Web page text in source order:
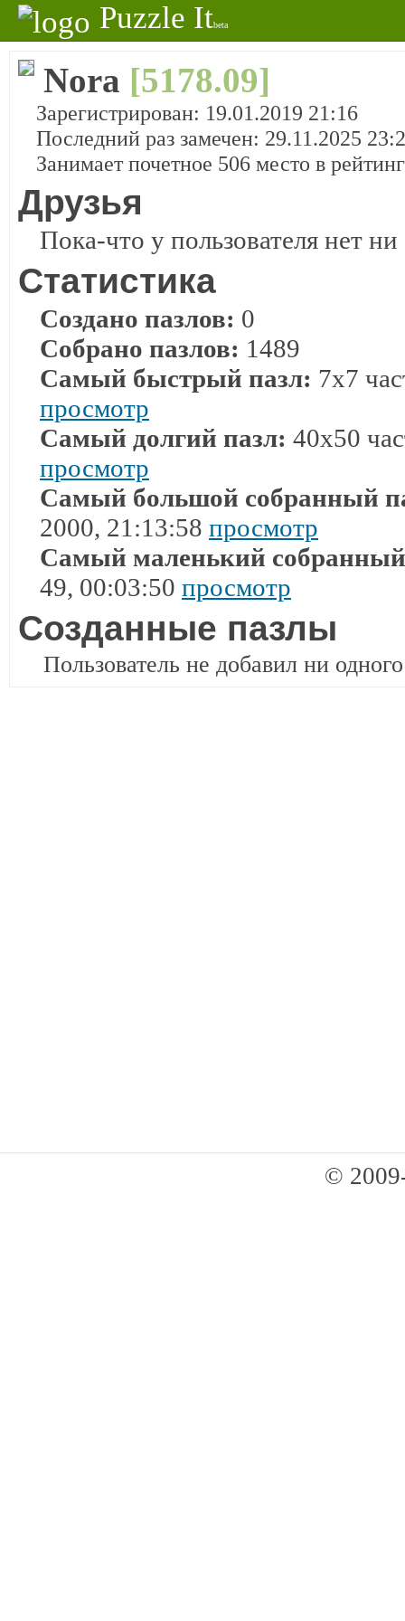
Puzzle Itbeta
Nora [5178.09]
Зарегистрирован: 19.01.2019 21:16
Последний раз замечен: 29.11.2025
Занимает почетное 506 место в
Друзья
Пока-что у пользователя нет
Статистика
Создано пазлов: 0
Собрано пазлов: 1489
Самый быстрый пазл: 7x7
просмотр
Самый долгий пазл: 40x50
просмотр
Самый большой собранный
2000, 21:13:58 просмотр
Самый маленький
49, 00:03:50 просмотр
Созданные пазлы
Пользователь не добавил ни
©